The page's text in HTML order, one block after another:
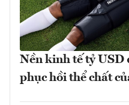
Nền kinh tế tỷ USD
phục hồi thể chất